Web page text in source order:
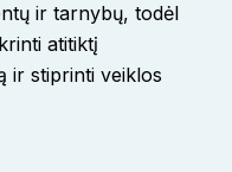
ir tarnybų, todėl
atitiktį
ir stiprinti veiklos